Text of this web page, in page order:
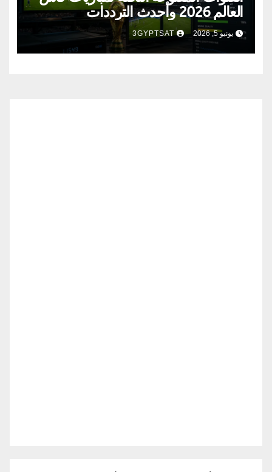
العالم 2026 وأحدث الترددات
يونيو 5, 2026 3GYPTSAT